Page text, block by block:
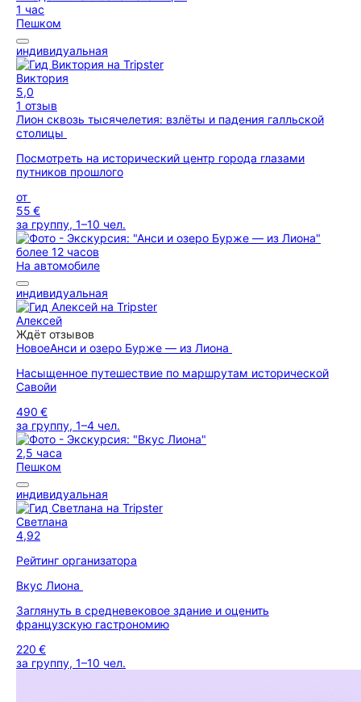
1 час
Пешком
индивидуальная
Виктория
5,0
1 отзыв
Лион сквозь тысячелетия: взлёты и падения галльской
столицы
Посмотреть на исторический центр города глазами
путников прошлого
от
55 €
за группу, 1–10 чел.
более 12 часов
На автомобиле
индивидуальная
Алексей
Ждёт отзывов
НовоеАнси и озеро Бурже — из Лиона
Насыщенное путешествие по маршрутам исторической
Савойи
490 €
за группу, 1–4 чел.
2,5 часа
Пешком
индивидуальная
Светлана
4,92
Рейтинг организатора
Вкус Лиона
Заглянуть в средневековое здание и оценить
французскую гастрономию
220 €
за группу, 1–10 чел.